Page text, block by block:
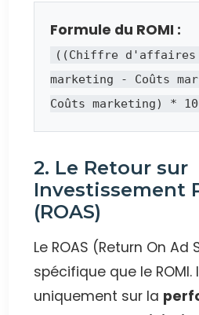
Formule du ROMI :
((Chiffre d'affaires
marketing - Coûts
Coûts marketing) *
2. Le Retour sur
Investissement
(ROAS)
Le ROAS (Return On
spécifique que le
uniquement sur la